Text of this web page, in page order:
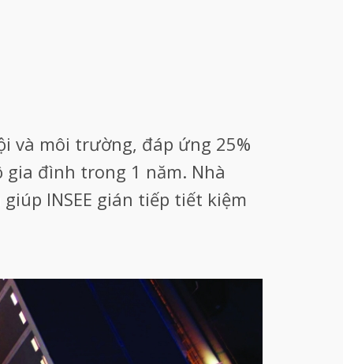
và môi trường, đáp ứng 25%
đình trong 1 năm. Nhà
INSEE gián tiếp tiết kiệm